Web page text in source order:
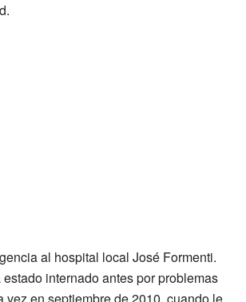
al hospital local José Formenti.
internado antes por problemas
vez en septiembre de 2010, cuando le